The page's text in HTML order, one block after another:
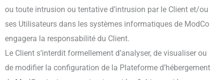
ou toute intrusion ou tentative d’intrusion par le Client et/ou
ses Utilisateurs dans les systèmes informatiques de ModCo
engagera la responsabilité du Client.
Le Client s’interdit formellement d’analyser, de visualiser ou
de modifier la configuration de la Plateforme d’hébergement